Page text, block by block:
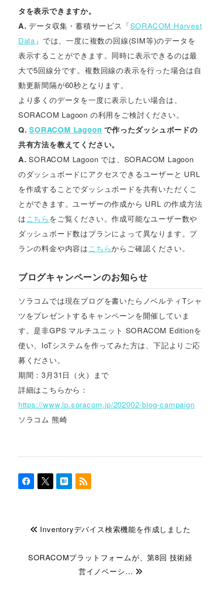
タを表示できますか。
A. データ収集・蓄積サービス「SORACOM Harvest
Data 」では、一度に複数の回線(SIM等)のデータを
表示することができます。同時に表示できるのは最
大で5回線分です。複数回線の表示を行った場合は自
動更新間隔が60秒となります。
より多くのデータを一度に表示したい場合は、
SORACOM Lagoon の利用をご検討ください。
Q.SORACOM Lagoon で作ったダッシュボードの
共有方法を教えてください。
A.SORACOM Lagoon では、SORACOM Lagoon
のダッシュボードにアクセスできるユーザーと URL
を作成することでダッシュボードを共有いただくこ
とができます。ユーザーの作成から URL の作成方法
はこちら をご覧ください。作成可能なユーザー数や
ダッシュボード数はプランによって異なります。プ
ランの料金や内容はこちらからご確認ください。
ブログキャンペーンのお知らせ
ソラコムでは現在ブログを書いたらノベルティTシャ
ツをプレゼントするキャンペーンを開催していま
す。是非GPS マルチユニット SORACOM Editionを
使い、IoTシステムを作ってみた方は、下記よりご応
募ください。
期間：3月31日（火）まで
詳細はこちらから：
https://www.lp.soracom.jp/202002-blog-campaign
ソラコム 熊崎
Inventoryデバイス検索機能を作成しました
SORACOMプラットフォームが、第8回 技術経
営イノベーシ…